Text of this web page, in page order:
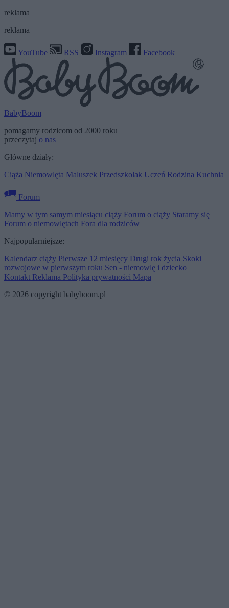
reklama
reklama
YouTube RSS Instagram Facebook
BabyBoom
pomagamy rodzicom od 2000 roku
przeczytaj o nas
Główne działy:
Ciąża Niemowlęta Maluszek Przedszkolak Uczeń Rodzina Kuchnia
Forum
Mamy w tym samym miesiącu ciąży Forum o ciąży Staramy się
Forum o niemowlętach Fora dla rodziców
Najpopularniejsze:
Kalendarz ciąży Pierwsze 12 miesięcy Drugi rok życia Skoki
rozwojowe w pierwszym roku Sen - niemowlę i dziecko
Kontakt Reklama Polityka prywatności Mapa
© 2026 copyright babyboom.pl